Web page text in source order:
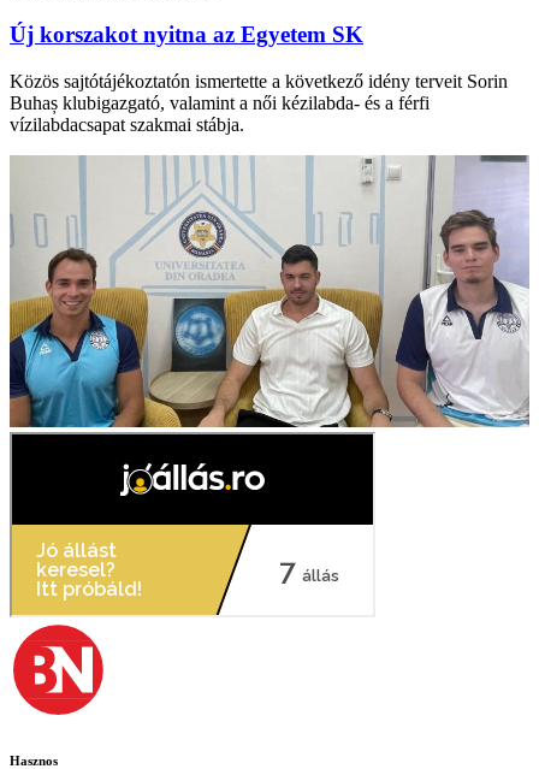
Új korszakot nyitna az Egyetem SK
Közös sajtótájékoztatón ismertette a következő idény terveit Sorin
Buhaș klubigazgató, valamint a női kézilabda- és a férfi
vízilabdacsapat szakmai stábja.
Hasznos